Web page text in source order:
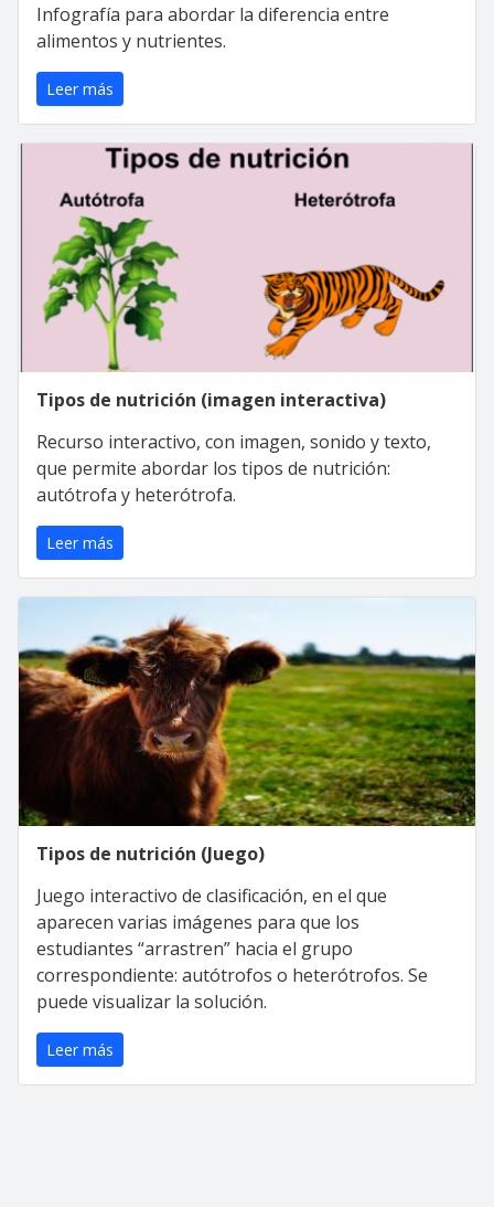
Infografía para abordar la diferencia entre
alimentos y nutrientes.
Leer más
Tipos de nutrición (imagen interactiva)
Recurso interactivo, con imagen, sonido y texto,
que permite abordar los tipos de nutrición:
autótrofa y heterótrofa.
Leer más
Tipos de nutrición (Juego)
Juego interactivo de clasificación, en el que
aparecen varias imágenes para que los
estudiantes “arrastren” hacia el grupo
correspondiente: autótrofos o heterótrofos. Se
puede visualizar la solución.
Leer más